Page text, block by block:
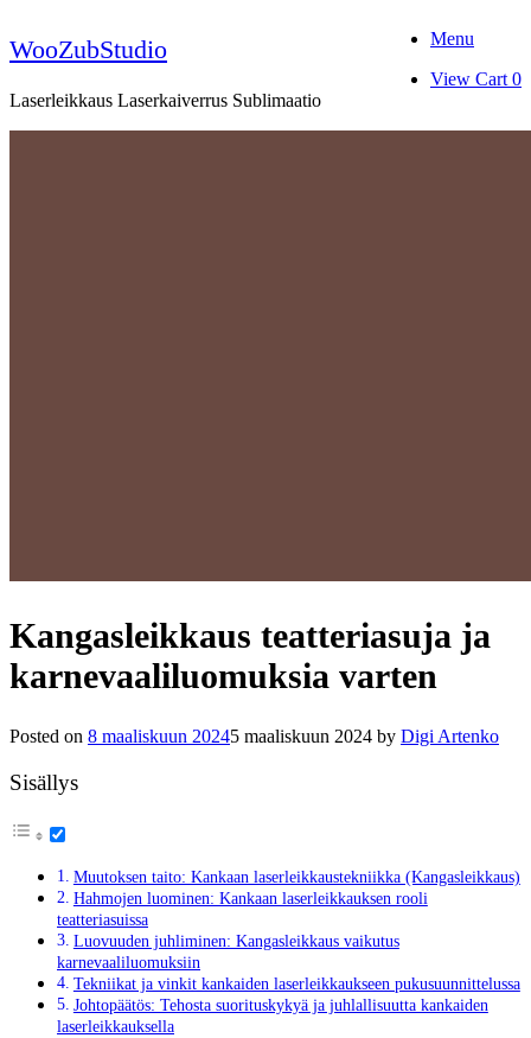
to
content
WooZubStudio
Laserleikkaus Laserkaiverrus Sublimaatio
Menu
View
View Cart 0
Kangasleikkaus teatteriasuja ja
karnevaaliluomuksia varten
Posted on 8 maaliskuun 20245 maaliskuun 2024 by Digi Artenko
Sisällys
Muutoksen taito: Kankaan laserleikkaustekniikka (Kangasleikkaus)
Hahmojen luominen: Kankaan laserleikkauksen rooli
teatteriasuissa
Luovuuden juhliminen: Kangasleikkaus vaikutus
karnevaaliluomuksiin
Tekniikat ja vinkit kankaiden laserleikkaukseen pukusuunnittelussa
Johtopäätös: Tehosta suorituskykyä ja juhlallisuutta kankaiden
laserleikkauksella